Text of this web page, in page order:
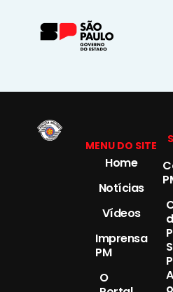
MENU DO SITE
Home
Notícias
Vídeos
Imprensa
PM
O